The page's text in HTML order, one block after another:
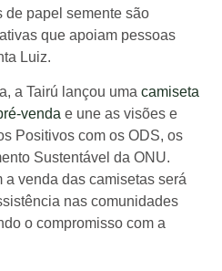
de papel semente são
que apoiam pessoas
Luiz.
a Tairú lançou uma camiseta
venda e une as visões e
Positivos com os ODS, os
Sustentável da ONU.
a venda das camisetas será
nas comunidades
o compromisso com a